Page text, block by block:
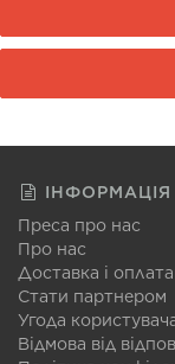
ІНФОРМАЦІЯ
Преса про нас
Про нас
Доставка і оплата
Стати партнером
Угода
Відмова від